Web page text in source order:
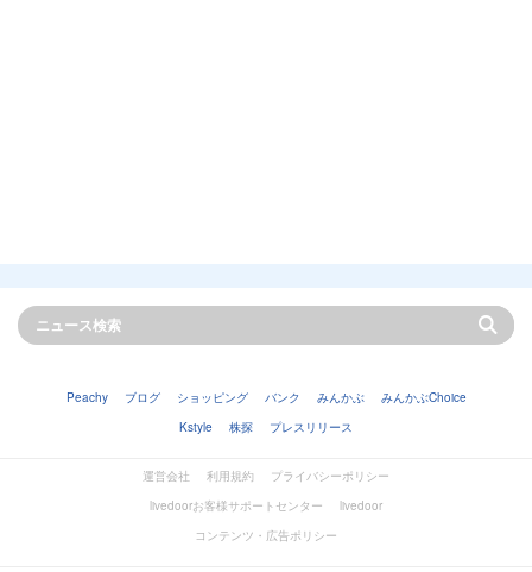
Peachy ブログ ショッピング バンク みんかぶ
みんかぶChoice
Kstyle
株探 プレスリリース
運営会社 利用規約
プライバシーポリシー
livedoorお客様サポートセンター
livedoor
コンテンツ・広告ポリシー